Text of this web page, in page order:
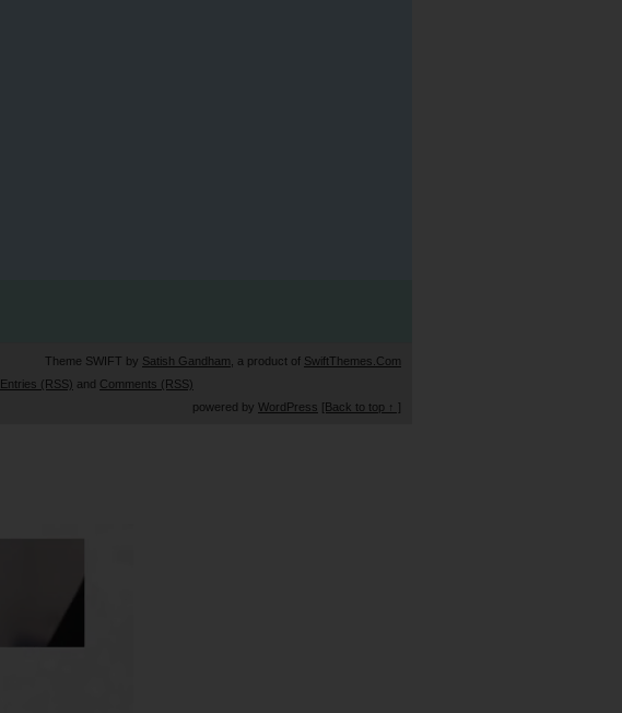
Theme SWIFT by Satish Gandham , a product of SwiftThemes.Com
Entries (RSS) and Comments (RSS)
powered by WordPress [Back to top ↑ ]